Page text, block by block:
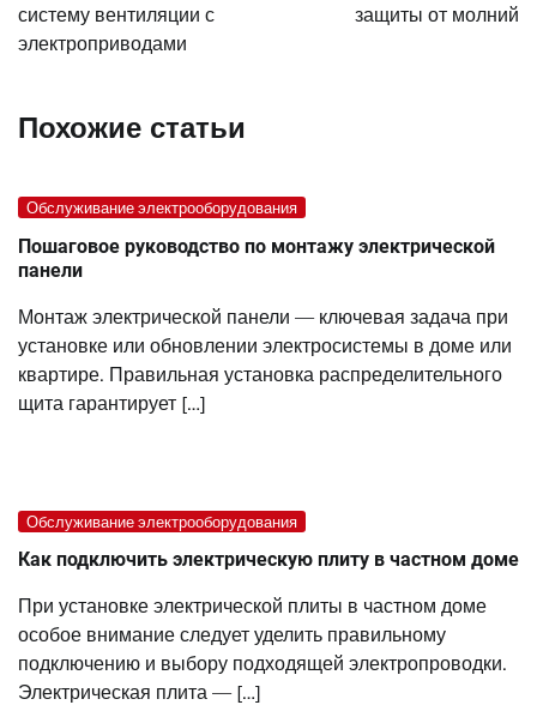
записям
систему вентиляции с
электроприводами
защиты от молний
Похожие статьи
Обслуживание электрооборудования
Пошаговое руководство по монтажу электрической
панели
Монтаж электрической панели — ключевая задача при
установке или обновлении электросистемы в доме или
квартире. Правильная установка распределительного
щита гарантирует […]
Обслуживание электрооборудования
Как подключить электрическую плиту в частном доме
При установке электрической плиты в частном доме
особое внимание следует уделить правильному
подключению и выбору подходящей электропроводки.
Электрическая плита — […]